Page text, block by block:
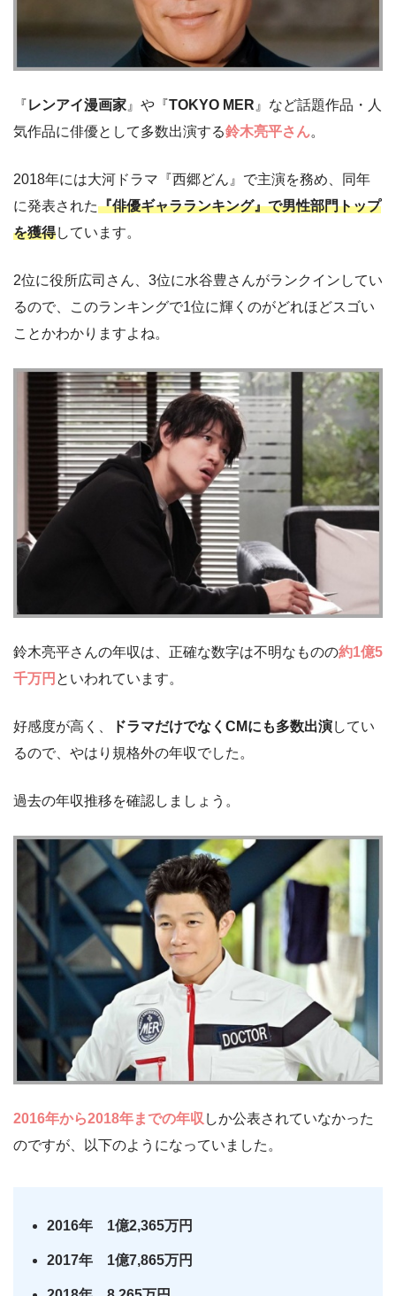
『レンアイ漫画家 』や『TOKYO MER 』など話題作品・人
気作品に俳優として多数出演する鈴木亮平さん。
2018年には大河ドラマ『西郷どん』で主演を務め、同年
に発表された『俳優ギャラランキング』で男性部門トップ
を獲得しています。
2位に役所広司さん、3位に水谷豊さんがランクインしてい
るので、このランキングで1位に輝くのがどれほどスゴい
ことかわかりますよね。
鈴木亮平さんの年収は、正確な数字は不明なものの約1億5
千万円 といわれています。
好感度が高く、 ドラマだけでなくCMにも多数出演してい
るので、やはり規格外の年収でした。
過去の年収推移を確認しましょう。
2016年から2018年までの年収 しか公表されていなかった
のですが、以下のようになっていました。
2016年 1億2,365万円
2017年 1億7,865万円